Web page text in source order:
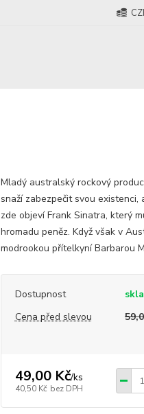
Mladý australský rockový
snaží zabezpečit svou
zde objeví Frank Sinatra, který
hromadu peněz. Když však v
modrookou přítelkyní Barbarou
Dostupnost
Cena před slevou
49,00 Kč/ks
40,50 Kč bez DPH